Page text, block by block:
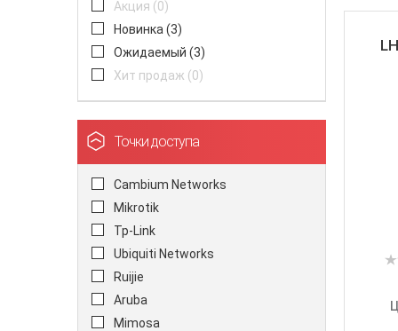
Акция (0)
Новинка (3)
Ожидаемый (3)
Хит продаж (0)
Точки доступа
Cambium Networks
Mikrotik
Tp-Link
Ubiquiti Networks
Ruijie
Aruba
Mimosa